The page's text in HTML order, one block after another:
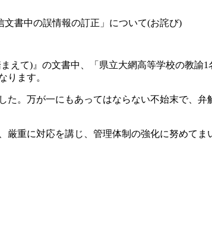
文書中の誤情報の訂正」について(お詫び)
えて)』の文書中、「県立大網高等学校の教諭
ります。
。万が一にもあってはならない不始末で、
重に対応を講じ、管理体制の強化に努めて